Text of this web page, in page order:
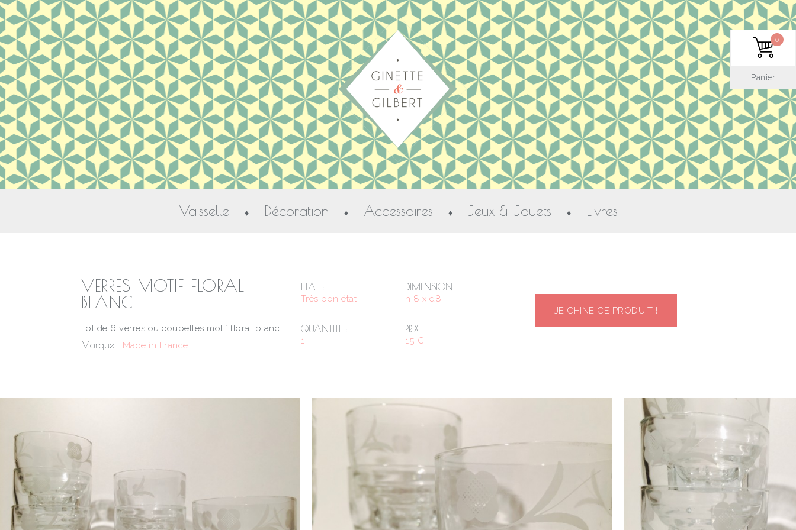
Vaisselle ♦ Décoration ♦ Accessoires ♦ Jeux & Jouets ♦ Livres
VERRES MOTIF FLORAL
BLANC
Lot de 6 verres ou coupelles motif floral blanc.
Marque : Made in France
ETAT :
Très bon état
DIMENSION :
h 8 x d8
QUANTITE :
1
PRIX :
15 €
JE CHINE CE PRODUIT !
Panier
0